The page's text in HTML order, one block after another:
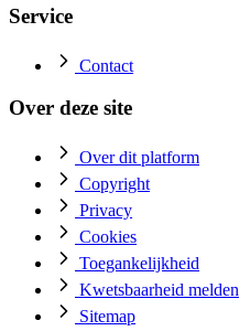
Service
Contact
Over deze site
Over dit platform
Copyright
Privacy
Cookies
Toegankelijkheid
Kwetsbaarheid melden
Sitemap